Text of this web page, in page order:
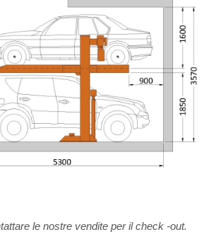
le nostre vendite per il check -out.